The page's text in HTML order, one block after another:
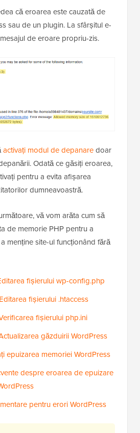
că eroarea este cauzată de
sau de un plugin. La sfârșitul e-
de eroare propriu-zis.
activați modul de depanaredoar
Odată ce găsiți eroarea,
pentru a evita afișarea
dumneavoastră.
vă vom arăta cum să
de memorie PHP pentru a
menține site-ul funcționând fără
fișierului wp-config.php
fișierului .htaccess
fișierului php.ini
găzduirii WordPress
epuizarea memoriei WordPress
despre eroarea de epuizare
pentru erori WordPress